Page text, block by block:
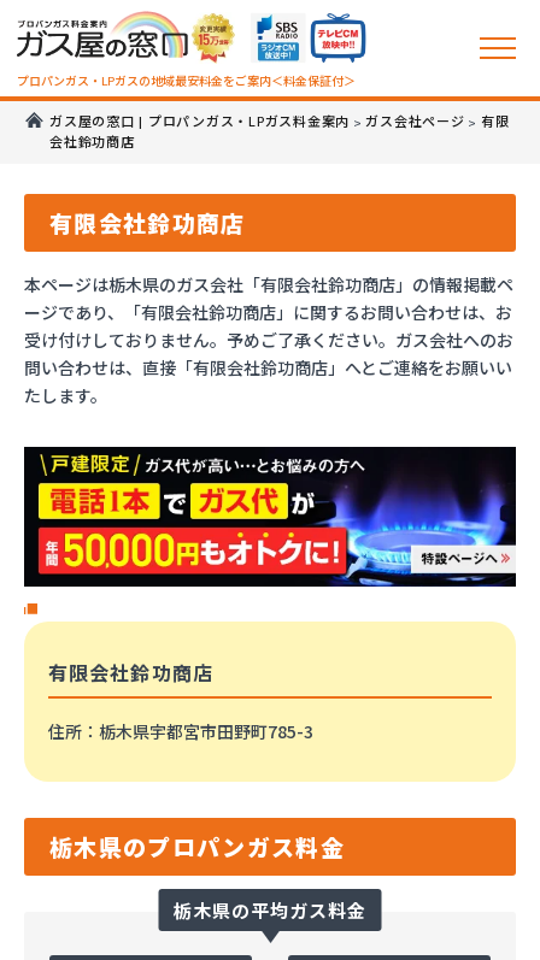
プロパンガス・LPガスの地域最安料金をご案内＜料金保証付＞
ガス屋の窓口 | プロパンガス・LPガス料金案内 >ガス会社ページ > 有限
会社鈴功商店
有限会社鈴功商店
本ページは栃木県のガス会社「有限会社鈴功商店」の情報掲載ペ
ージであり、「有限会社鈴功商店」に関するお問い合わせは、お
受け付けしておりません。予めご了承ください。ガス会社へのお
問い合わせは、直接「有限会社鈴功商店」へとご連絡をお願いい
たします。
有限会社鈴功商店
住所 ：栃木県宇都宮市田野町785-3
栃木県のプロパンガス料金
栃木県の平均ガス料金